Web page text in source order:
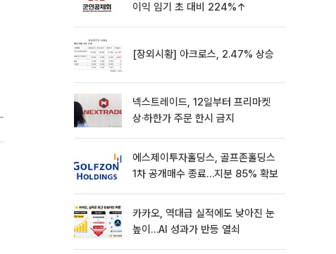
이익 임기 초 대비 224%↑
[장외시황] 아크로스, 2.47% 상승
넥스트레이드, 12일부터 프리마켓
상·하한가 주문 한시 금지
에스제이투자홀딩스, 골프존홀딩스
1차 공개매수 종료…지분 85% 확보
카카오, 역대급 실적에도 낮아진 눈
높이…AI 성과가 반등 열쇠